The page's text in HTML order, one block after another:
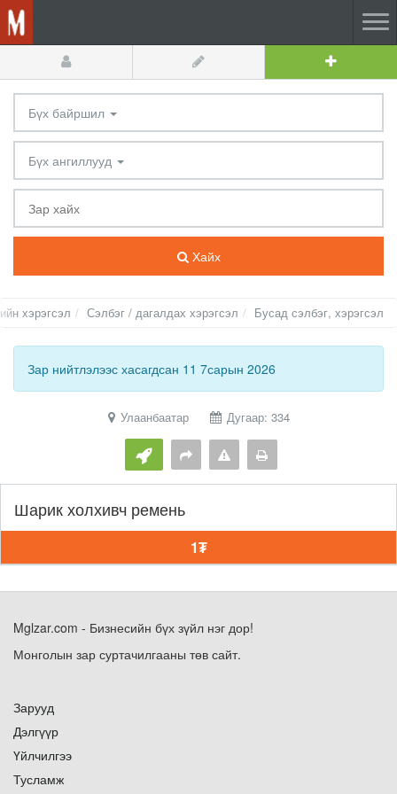
Бүх байршил
Бүх ангиллууд
Хайх
хэрэгсэл Сэлбэг / дагалдах хэрэгсэл Бусад сэлбэг, хэрэгсэл
Зар нийтлэлээс хасагдсан 11 7сарын 2026
Улаанбаатар Дугаар: 334
Шарик холхивч ремень
1₮
Mglzar.com - Бизнесийн бүх зүйл нэг дор!
Монголын зар суртачилгааны төв сайт.
Зарууд
Дэлгүүр
Үйлчилгээ
Тусламж